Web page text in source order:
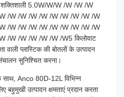
5.0W/W/W /W /W /W
/W /W /W /W /W /W /W /W /W
/W /W /W /W /W /W /W /W /W
/W /W /W /W /W /W5 किलोवाट
वाली प्लास्टिक की बोतलों के उत्पादन
सुनिश्चित करना।
Anco 80D-12L विभिन्न
बहुमुखी उत्पादन क्षमताएं प्रदान करता